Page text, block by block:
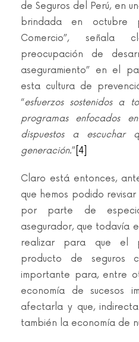
de Seguros del Perú, en
brindada en octubre
Comercio”, señala
preocupación de
aseguramiento” en el
esta cultura de
“esfuerzos sostenidos a
programas enfocados
dispuestos a escuchar
generación.” [4]
Claro está entonces,
que hemos podido
por parte de
asegurador, que todavía
realizar para que el
producto de seguros
importante para, entre
economía de sucesos
afectarla y que,
también la economía de